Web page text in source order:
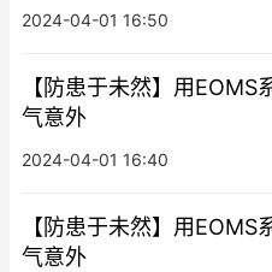
2024-04-01 16:50
【防患于未然】用
气意外
2024-04-01 16:40
【防患于未然】用
气意外